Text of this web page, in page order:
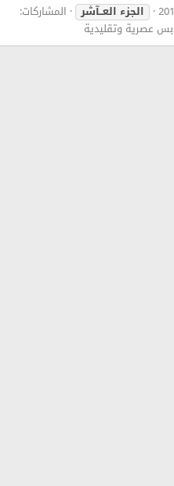
الجزءالعــآشر
المشاركات:
عصرية وتقليدية